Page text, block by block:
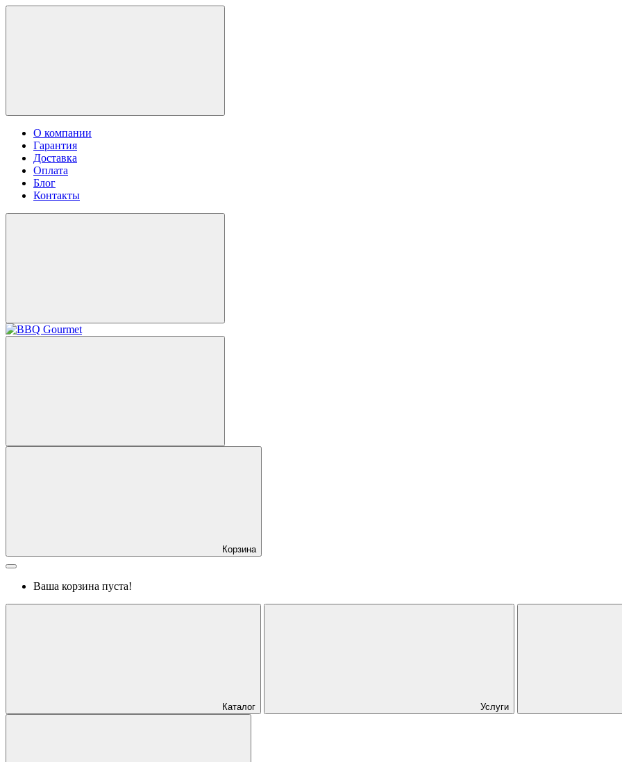
О компании
Гарантия
Доставка
Оплата
Блог
Контакты
Корзина
Ваша корзина пуста!
Каталог Услуги